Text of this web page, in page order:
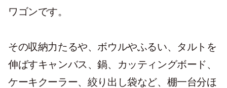
ワゴンです。
その収納力たるや、ボウルやふるい、タルトを
伸ばすキャンバス、鍋、カッティングボード、
ケーキクーラー、絞り出し袋など、棚一台分ほ